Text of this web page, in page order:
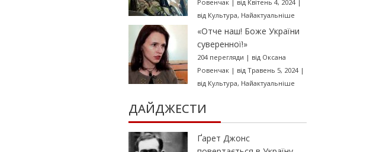
Ровенчак| від Квітень 4, 2024|
від Культура, Найактуальніше
«Отче наш! Боже України
суверенної!»
204 перегляди | від Оксана
Ровенчак| від Травень 5, 2024|
від Культура, Найактуальніше
ДАЙДЖЕСТИ
Ґарет Джонс